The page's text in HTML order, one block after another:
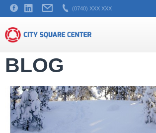
(0740) XXX XXX
BLOG